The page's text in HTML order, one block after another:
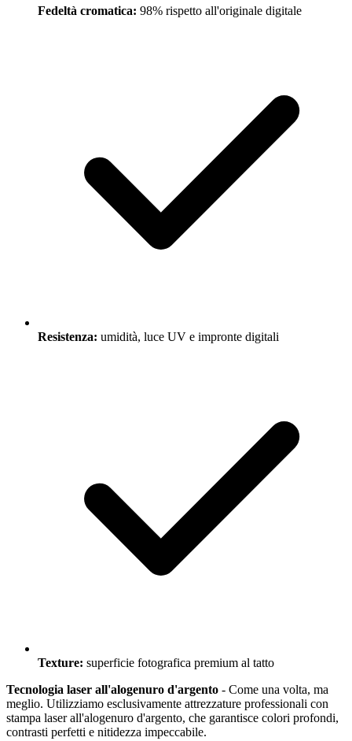
Fedeltà cromatica: 98% rispetto all'originale digitale
Resistenza: umidità, luce UV e impronte digitali
Texture: superficie fotografica premium al tatto
Tecnologia laser all'alogenuro d'argento - Come una volta, ma
meglio. Utilizziamo esclusivamente attrezzature professionali con
stampa laser all'alogenuro d'argento, che garantisce colori profondi,
contrasti perfetti e nitidezza impeccabile.